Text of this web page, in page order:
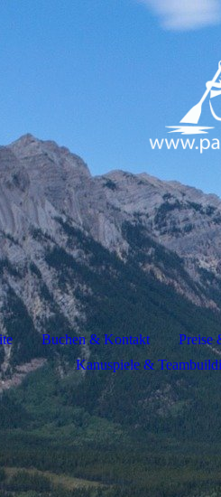
Buchen & Kontakt Preise
Kanuspiele &